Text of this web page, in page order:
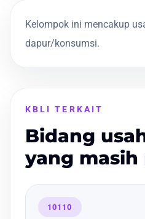
Kelompok ini mencakup
dapur/konsumsi.
KBLI TERKAIT
Bidang
yang masih
10110